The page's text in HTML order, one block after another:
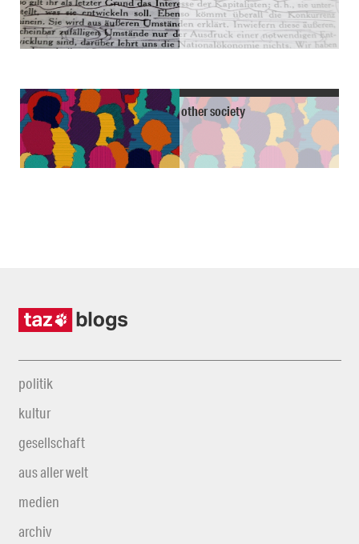
other society
politik
kultur
gesellschaft
aus aller welt
medien
archiv